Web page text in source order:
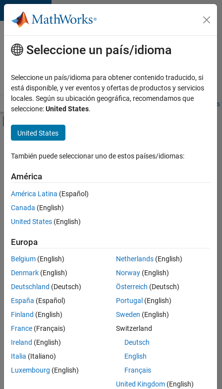
Saltar al contenido
Ofertas
de
empleo
MathWorks
Visión general Búsqueda de empleo Oficinas locales
Contenido principal
FILTRADO POR
Technical Writing
User Experience
Education Marketing
Ordenar por
Guardar
empleos
seleccionados
No se
han
traducido
todos
los
empleos.
Busque
por
ubicación
Seleccione un país/idioma
Seleccione un país/idioma para obtener contenido traducido, si
está disponible, y ver eventos y ofertas de productos y servicios
locales. Según su ubicación geográfica, recomendamos que
seleccione:United States.
United States
También puede seleccionar uno de estos países/idiomas:
América
América Latina (Español)
Canada (English)
United States (English)
Europa
Belgium (English)
Denmark (English)
Deutschland (Deutsch)
España (Español)
Finland (English)
France (Français)
Ireland (English)
Italia (Italiano)
Luxembourg (English)
Netherlands(English)
Norway(English)
Österreich (Deutsch)
Portugal (English)
Sweden (English)
Switzerland
Deutsch
English
Français
United Kingdom(English)